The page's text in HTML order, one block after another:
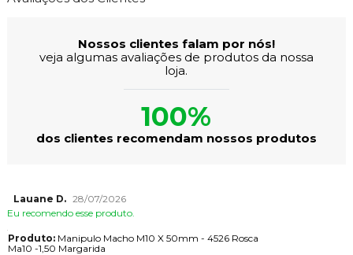
Nossos clientes falam por nós!
veja algumas avaliações de produtos da nossa
loja.
100%
dos clientes recomendam nossos produtos
Lauane D. 28/07/2026
Eu recomendo esse produto.
Produto:Manipulo Macho M10 X 50mm - 4526 Rosca
Ma10 -1,50 Margarida